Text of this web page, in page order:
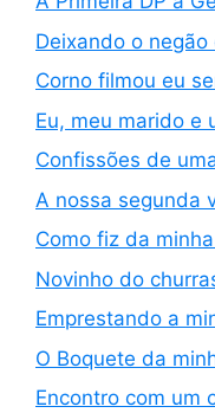
Deixando o
Corno filmou eu
Eu, meu marido e
Confissões de
A nossa segunda
Como fiz da
Novinho do
Emprestando a
O Boquete da
Encontro com um